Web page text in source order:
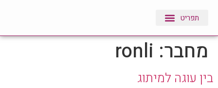
מחבר: ronli
בין עוגה למיתוג